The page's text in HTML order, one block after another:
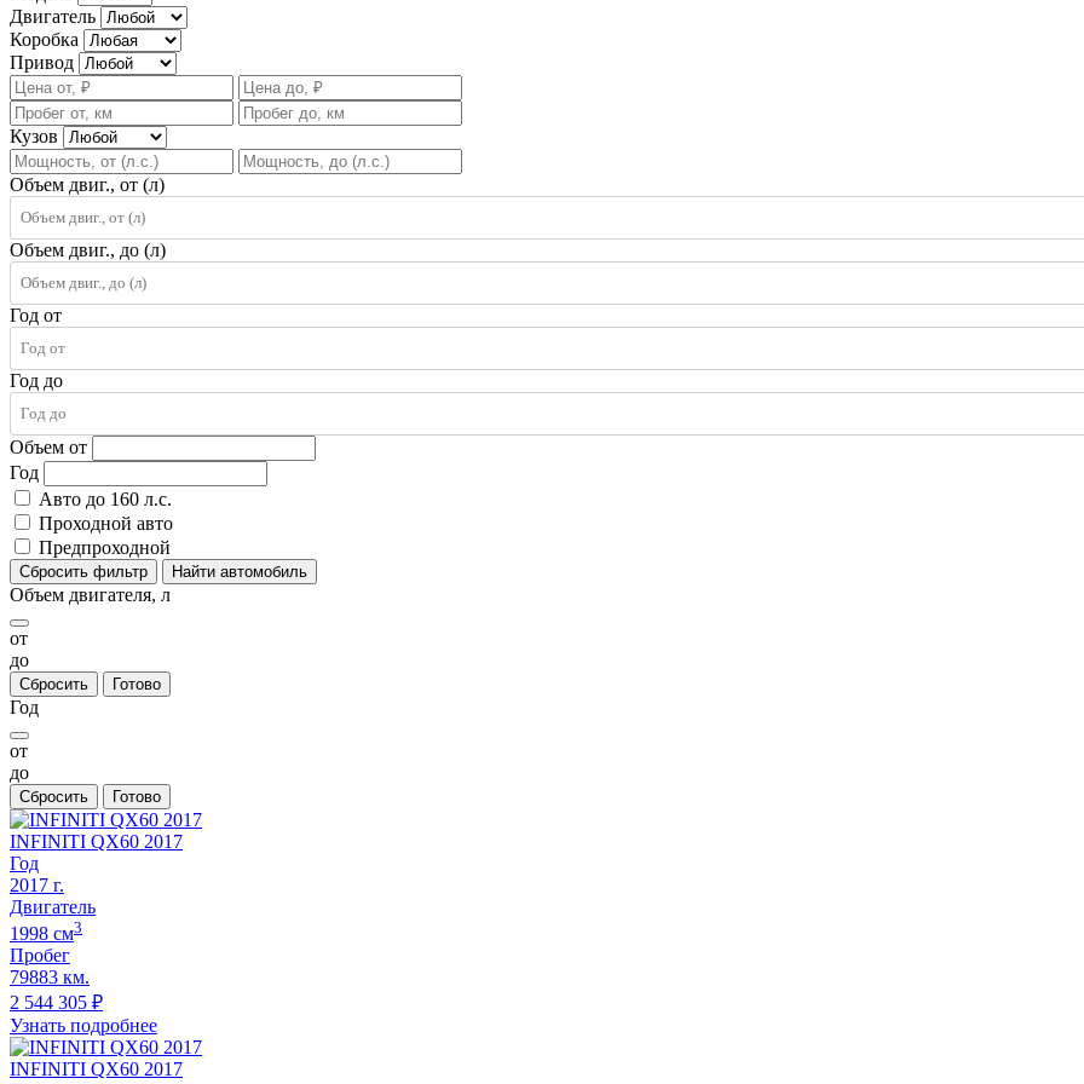
Двигатель
Коробка
Привод
Кузов
Объем двиг., от (л)
Объем двиг., до (л)
Год от
Год до
Объем от
Год
Авто до 160 л.с.
Проходной авто
Предпроходной
Сбросить фильтр Найти автомобиль
Объем двигателя, л
от
до
Сбросить Готово
Год
от
до
Сбросить Готово
INFINITI QX60 2017
Год
2017 г.
Двигатель
1998 cм3
Пробег
79883 км.
2 544 305 ₽
Узнать подробнее
INFINITI QX60 2017